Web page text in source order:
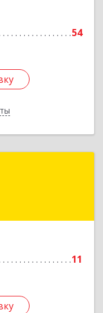
54
Подробнее
11